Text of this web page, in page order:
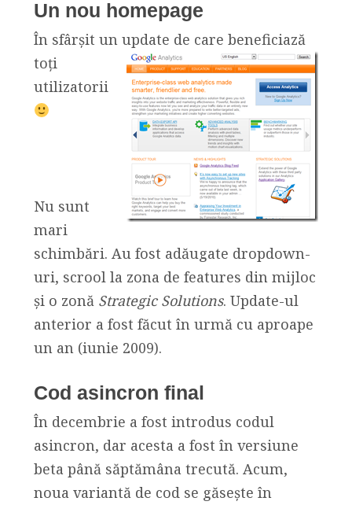
Un nou homepage
În sfârșit un update de care beneficiază
toți
utilizatorii
Nu sunt
mari
schimbări. Au fost adăugate dropdown-
uri, scrool la zona de features din mijloc
și o zonă Strategic Solutions. Update-ul
anterior a fost făcut în urmă cu aproape
un an (iunie 2009).
Cod asincron final
În decembrie a fost introdus codul
asincron, dar acesta a fost în versiune
beta până săptămâna trecută. Acum,
noua variantă de cod se găsește în